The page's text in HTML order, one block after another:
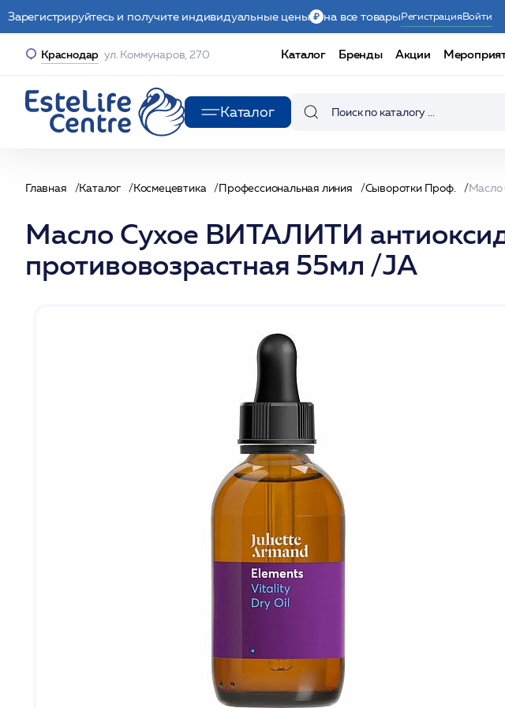
Зарегистрируйтесь и получите индивидуальные цены на все товарыРегистрацияВойти
Краснодар ул. Коммунаров, 270 Каталог Бренды Акции
Каталог
Главная Каталог Космецевтика Профессиональная линия Сыворотки Проф.
Масло Сухое ВИТАЛИТИ
противовозрастная 55мл /JA